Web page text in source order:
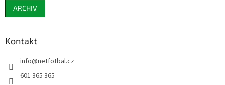
ARCHIV
Kontakt
info@netfotbal.cz
601 365 365